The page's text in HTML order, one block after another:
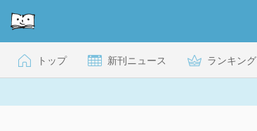
トップ 新刊ニュース ランキング